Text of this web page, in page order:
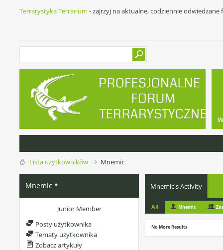
Terrarystyka Terrarium - zajrzyj na aktualne, codziennie
Lista użytkowników Mnemic
Mnemic
Junior Member
Posty użytkownika
Tematy użytkownika
Zobacz artykuły
Mnemic's Activity
All Mnemic
No More Results